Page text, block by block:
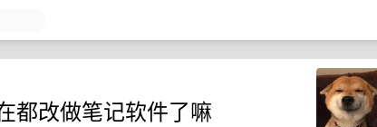
都改做笔记软件了嘛